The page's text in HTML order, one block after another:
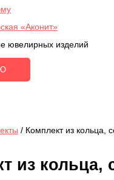
ювелирных изделий
/ Комплект из кольца,
из кольца,